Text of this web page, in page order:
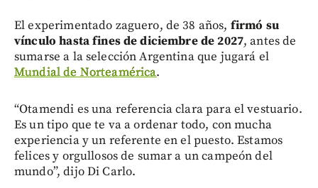
El experimentado zaguero, de 38 años, firmó su
vínculo hasta fines de diciembre de 2027, antes de
sumarse a la selección Argentina que jugará el
Mundial de Norteamérica.
“Otamendi es una referencia clara para el vestuario.
Es un tipo que te va a ordenar todo, con mucha
experiencia y un referente en el puesto. Estamos
felices y orgullosos de sumar a un campeón del
mundo”, dijo Di Carlo.